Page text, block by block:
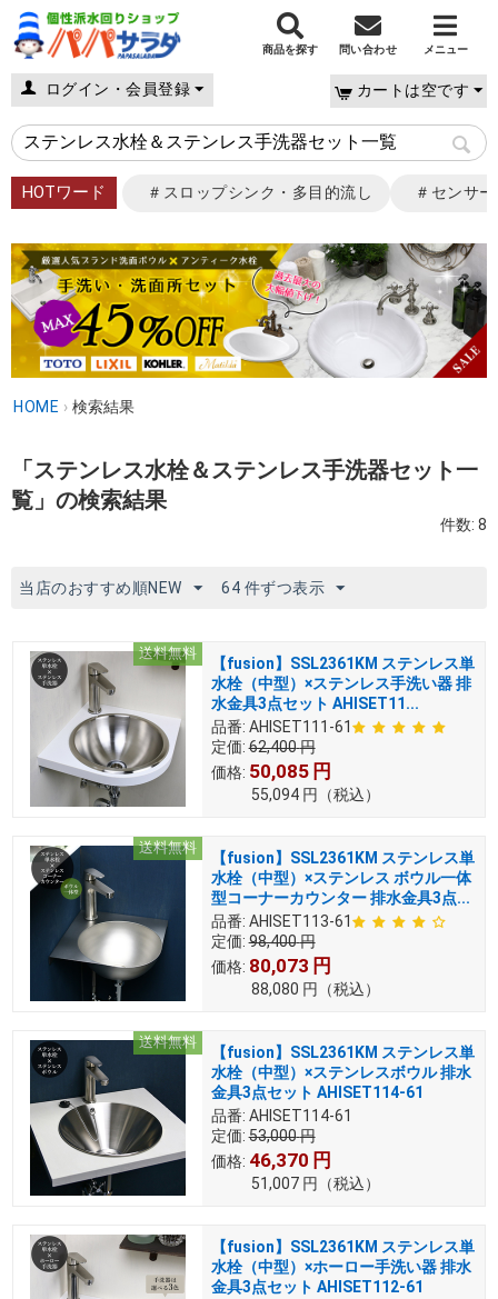
商品を探す 問い合わせ メニュー
ログイン・会員登録 カートは空です
HOTワード ＃スロップシンク・多目的流し ＃センサ
HOME › 検索結果
「ステンレス水栓＆ステンレス手洗器セット一
覧」の検索結果
件数: 8
当店のおすすめ順NEW 64 件ずつ表示
送料無料
【fusion】SSL2361KM ステンレス単
水栓（中型）×ステンレス手洗い器 排
水金具3点セット AHISET11...
品番: AHISET111-61
定価: 62,400円
価格: 50,085 円
55,094 円 （税込）
送料無料
【fusion】SSL2361KM ステンレス単
水栓（中型）×ステンレス ボウル一体
型コーナーカウンター 排水金具3点...
品番: AHISET113-61
定価: 98,400円
価格: 80,073 円
88,080 円 （税込）
送料無料
【fusion】SSL2361KM ステンレス単
水栓（中型）×ステンレスボウル 排水
金具3点セット AHISET114-61
品番: AHISET114-61
定価: 53,000円
価格: 46,370 円
51,007 円 （税込）
【fusion】SSL2361KM ステンレス単
水栓（中型）×ホーロー手洗い器 排水
金具3点セット AHISET112-61